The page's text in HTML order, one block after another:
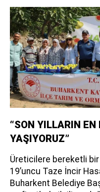
“SON YILLARIN
YAŞIYORUZ”
Üreticilere bereketli
19’uncu Taze İncir
Buharkent Belediye